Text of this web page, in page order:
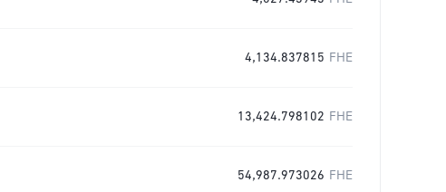
4,134.837815 FHE
13,424.798102 FHE
54,987.973026 FHE